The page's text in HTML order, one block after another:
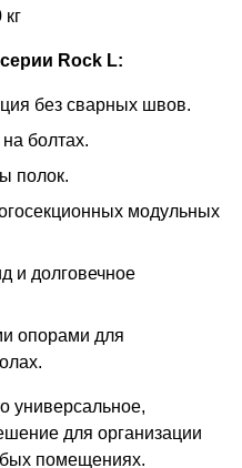
Rock L:
без сварных швов.
болтах.
полок.
модульных
и долговечное
опорами для
универсальное,
для организации
помещениях.